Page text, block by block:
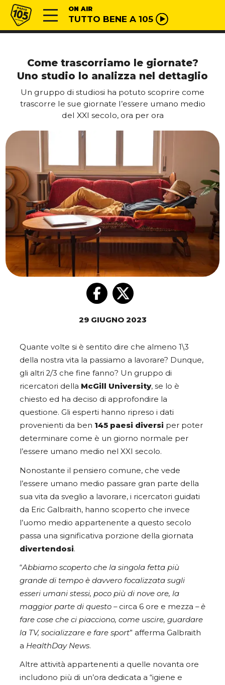
Vai al contenuto
Radio 105 ON AIR
TUTTO BENE A 105
Come trascorriamo le giornate?
Uno studio lo analizza nel dettaglio
Un gruppo di studiosi ha potuto scoprire come
trascorre le sue giornate l’essere umano medio
del XXI secolo, ora per ora
29 GIUGNO 2023
Quante volte si è sentito dire che almeno 1\3
della nostra vita la passiamo a lavorare? Dunque,
gli altri 2/3 che fine fanno? Un gruppo di
ricercatori della McGill University, se lo è
chiesto ed ha deciso di approfondire la
questione. Gli esperti hanno ripreso i dati
provenienti da ben 145 paesi diversi per poter
determinare come è un giorno normale per
l’essere umano medio nel XXI secolo.
Nonostante il pensiero comune, che vede
l’essere umano medio passare gran parte della
sua vita da sveglio a lavorare, i ricercatori guidati
da Eric Galbraith, hanno scoperto che invece
l’uomo medio appartenente a questo secolo
passa una significativa porzione della giornata
divertendosi.
“Abbiamo scoperto che la singola fetta più
grande di tempo è davvero focalizzata sugli
esseri umani stessi, poco più di nove ore, la
maggior parte di questo – circa 6 ore e mezza – è
fare cose che ci piacciono, come uscire, guardare
la TV, socializzare e fare sport” afferma Galbraith
a HealthDay News.
Altre attività appartenenti a quelle novanta ore
includono più di un’ora dedicata a “igiene e